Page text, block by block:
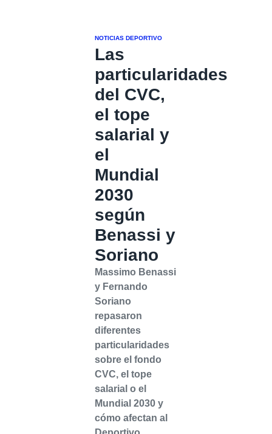
NOTICIAS DEPORTIVO
Las
particularidades
del CVC,
el tope
salarial y
el
Mundial
2030
según
Benassi y
Soriano
Massimo Benassi
y Fernando
Soriano
repasaron
diferentes
particularidades
sobre el fondo
CVC, el tope
salarial o el
Mundial 2030 y
cómo afectan al